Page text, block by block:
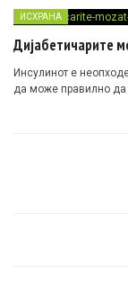
ИСХРАНА
Дијабетичарите
Инсулинот е
да може правилно да